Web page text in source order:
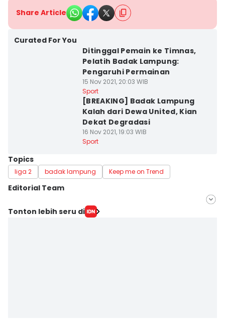
Share Article
Curated For You
Ditinggal Pemain ke Timnas,
Pelatih Badak Lampung:
Pengaruhi Permainan
15 Nov 2021, 20:03 WIB
Sport
[BREAKING] Badak Lampung
Kalah dari Dewa United, Kian
Dekat Degradasi
16 Nov 2021, 19:03 WIB
Sport
Topics
liga 2 badak lampung Keep me on Trend
Editorial Team
Editor
Tonton lebih seru di